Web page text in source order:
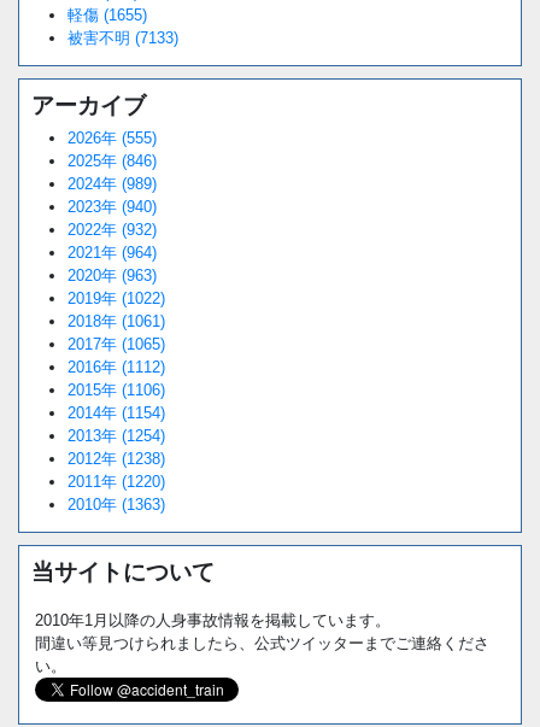
軽傷 (1655)
被害不明 (7133)
アーカイブ
2026年 (555)
2025年 (846)
2024年 (989)
2023年 (940)
2022年 (932)
2021年 (964)
2020年 (963)
2019年 (1022)
2018年 (1061)
2017年 (1065)
2016年 (1112)
2015年 (1106)
2014年 (1154)
2013年 (1254)
2012年 (1238)
2011年 (1220)
2010年 (1363)
当サイトについて
2010年1月以降の人身事故情報を掲載しています。
間違い等見つけられましたら、公式ツイッターまでご連絡くださ
い。